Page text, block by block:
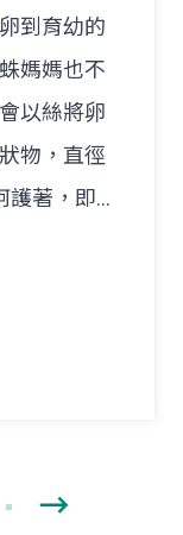
到育幼的
媽媽也不
以絲將卵
物，直徑
護著，即
隨時防患